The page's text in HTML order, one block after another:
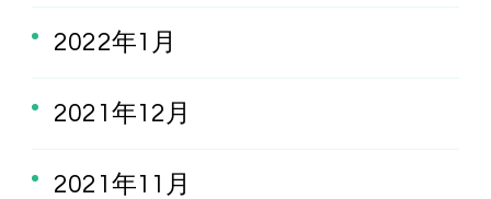
2022年1月
2021年12月
2021年11月